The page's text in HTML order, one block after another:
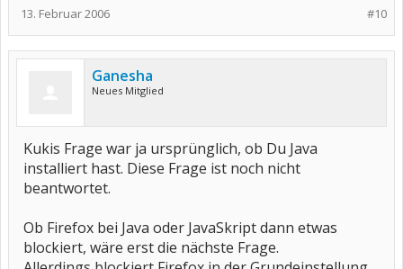
#10
13. Februar 2006
Ganesha
Neues Mitglied
Kukis Frage war ja ursprünglich, ob Du Java
installiert hast. Diese Frage ist noch nicht
beantwortet.
Ob Firefox bei Java oder JavaSkript dann etwas
blockiert, wäre erst die nächste Frage.